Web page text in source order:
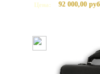
Цена:
92 000,00